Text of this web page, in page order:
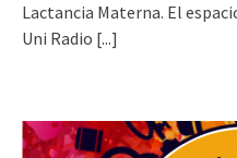
Lactancia Materna. El
Uni Radio [...]